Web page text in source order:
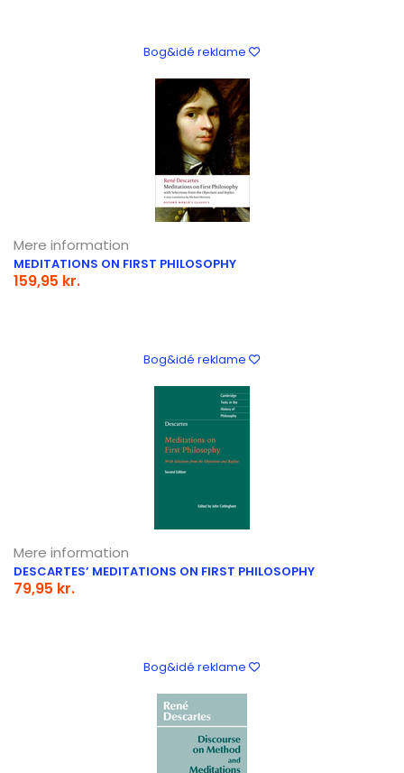
Bog&idé reklame
Mere information
MEDITATIONS ON FIRST PHILOSOPHY
159,95 kr.
Bog&idé reklame
Mere information
DESCARTES’ MEDITATIONS ON FIRST PHILOSOPHY
79,95 kr.
Bog&idé reklame